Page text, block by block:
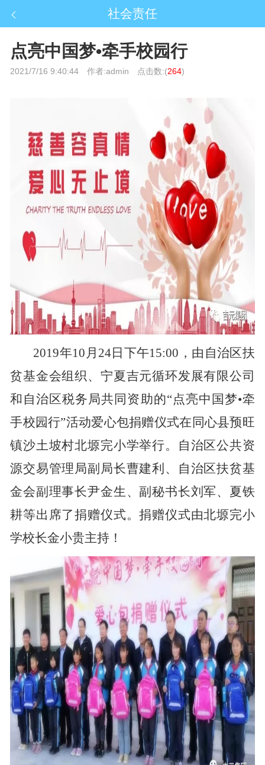
社会责任
点亮中国梦•牵手校园行
2021/7/16 9:40:44 作者:admin 点击数:(264)
2019年10月24日下午15:00，由自治区扶
贫基金会组织、宁夏吉元循环发展有限公司
和自治区税务局共同资助的“点亮中国梦•牵
手校园行”活动爱心包捐赠仪式在同心县预旺
镇沙土坡村北塬完小学举行。自治区公共资
源交易管理局副局长曹建利、自治区扶贫基
金会副理事长尹金生、副秘书长刘军、夏铁
耕等出席了捐赠仪式。捐赠仪式由北塬完小
学校长金小贵主持！